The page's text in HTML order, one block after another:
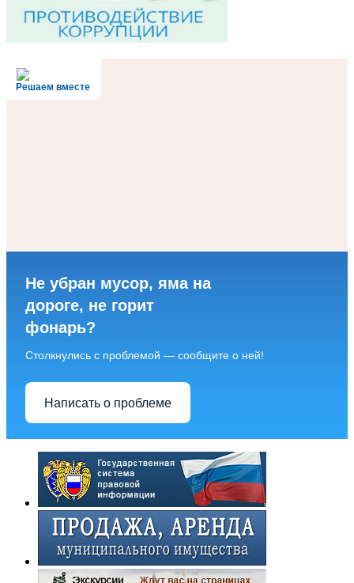
Решаем вместе
Не убран мусор, яма на
дороге, не горит
фонарь?
Столкнулись с проблемой — сообщите о ней!
Написать о проблеме